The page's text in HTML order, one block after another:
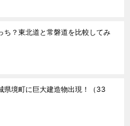
ち？東北道と常磐道を比較してみ
境町に巨大建造物出現！
（33